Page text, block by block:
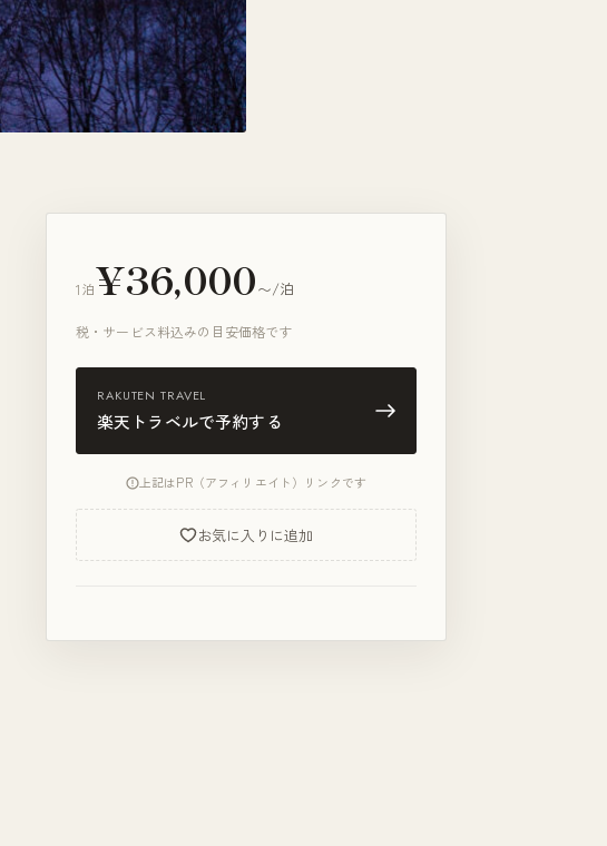
1泊¥36,000〜/泊
税・サービス料込みの目安価格です
RAKUTEN TRAVEL
楽天トラベルで予約する
上記はPR（アフィリエイト）リンクです
お気に入りに追加